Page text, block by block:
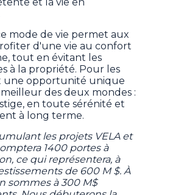
mode de vie permet aux
d'une vie au confort
tout en évitant les
à la propriété. Pour les
une opportunité unique
des deux mondes :
en toute sérénité et
à long terme.
les projets VELA et
1400 portes à
ce qui représentera, à
de 600 M $. À
sommes à 300 M$